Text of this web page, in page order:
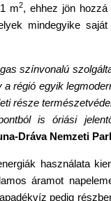
m2, ehhez jön
mindegyike
színvonalú
régió egyik
része
is óriási
Dráva Nemzeti
használata
áramot
pedig